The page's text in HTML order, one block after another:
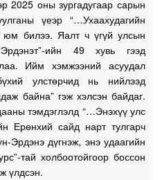
2025 оны зургадугаар сарын
үеэр “…Ухаахудагийн
юм билээ. Яалт ч үгүй улсын
ийн 49 хувь гээд
Ийм хэмжээний асуудал
улстөрчид нь нийлээд
байна” гэж хэлсэн байдаг.
тэмдэглэлд “…Энэхүү улс
Ерөнхий сайд нарт тулгарч
Эрдэнэ дүгнэж, энэ удаагийн
тай холбоотойгоор боссон
үлдсэн.